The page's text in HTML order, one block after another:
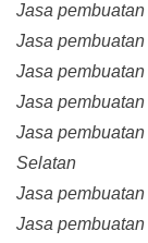
Jasa
Jasa
Jasa
Jasa
Jasa
Selatan
Jasa
Jasa